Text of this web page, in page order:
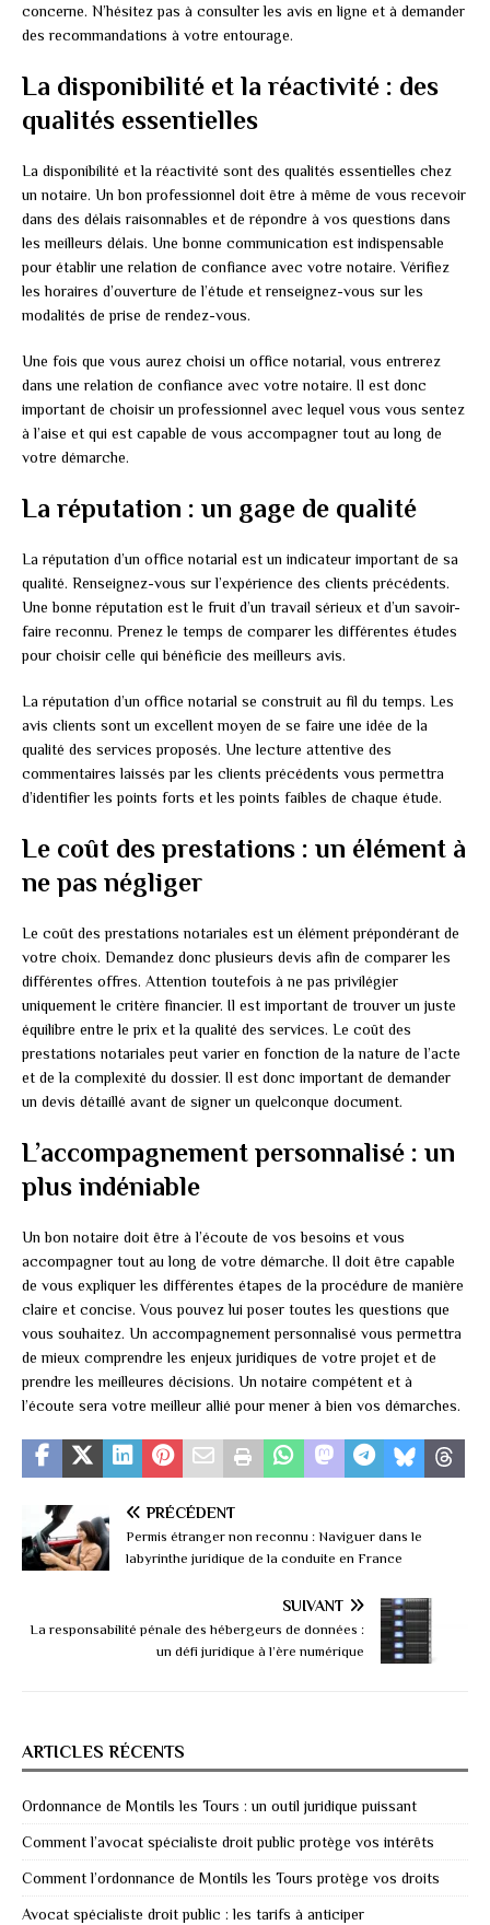
concerne. N’hésitez pas à consulter les avis en ligne et à demander
des recommandations à votre entourage.
La disponibilité et la réactivité : des
qualités essentielles
La disponibilité et la réactivité sont des qualités essentielles chez
un notaire. Un bon professionnel doit être à même de vous recevoir
dans des délais raisonnables et de répondre à vos questions dans
les meilleurs délais. Une bonne communication est indispensable
pour établir une relation de confiance avec votre notaire. Vérifiez
les horaires d’ouverture de l’étude et renseignez-vous sur les
modalités de prise de rendez-vous.
Une fois que vous aurez choisi un office notarial, vous entrerez
dans une relation de confiance avec votre notaire. Il est donc
important de choisir un professionnel avec lequel vous vous sentez
à l’aise et qui est capable de vous accompagner tout au long de
votre démarche.
La réputation : un gage de qualité
La réputation d’un office notarial est un indicateur important de sa
qualité. Renseignez-vous sur l’expérience des clients précédents.
Une bonne réputation est le fruit d’un travail sérieux et d’un savoir-
faire reconnu. Prenez le temps de comparer les différentes études
pour choisir celle qui bénéficie des meilleurs avis.
La réputation d’un office notarial se construit au fil du temps. Les
avis clients sont un excellent moyen de se faire une idée de la
qualité des services proposés. Une lecture attentive des
commentaires laissés par les clients précédents vous permettra
d’identifier les points forts et les points faibles de chaque étude.
Le coût des prestations : un élément à
ne pas négliger
Le coût des prestations notariales est un élément prépondérant de
votre choix. Demandez donc plusieurs devis afin de comparer les
différentes offres. Attention toutefois à ne pas privilégier
uniquement le critère financier. Il est important de trouver un juste
équilibre entre le prix et la qualité des services. Le coût des
prestations notariales peut varier en fonction de la nature de l’acte
et de la complexité du dossier. Il est donc important de demander
un devis détaillé avant de signer un quelconque document.
L’accompagnement personnalisé : un
plus indéniable
Un bon notaire doit être à l’écoute de vos besoins et vous
accompagner tout au long de votre démarche. Il doit être capable
de vous expliquer les différentes étapes de la procédure de manière
claire et concise. Vous pouvez lui poser toutes les questions que
vous souhaitez. Un accompagnement personnalisé vous permettra
de mieux comprendre les enjeux juridiques de votre projet et de
prendre les meilleures décisions. Un notaire compétent et à
l’écoute sera votre meilleur allié pour mener à bien vos démarches.
PRÉCÉDENT
Permis étranger non reconnu : Naviguer dans le
labyrinthe juridique de la conduite en France
SUIVANT
La responsabilité pénale des hébergeurs de données :
un défi juridique à l’ère numérique
ARTICLES RÉCENTS
Ordonnance de Montils les Tours : un outil juridique puissant
Comment l’avocat spécialiste droit public protège vos intérêts
Comment l’ordonnance de Montils les Tours protège vos droits
Avocat spécialiste droit public : les tarifs à anticiper